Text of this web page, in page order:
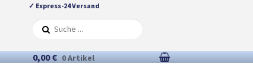
✓ Express-24 Versand
0,00 € 0 Artikel